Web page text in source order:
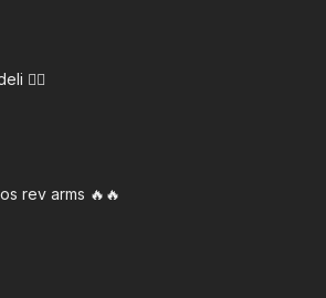
❤️‍🔥
rev arms 🔥🔥